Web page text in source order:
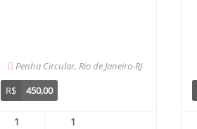
Penha Circular, Rio de Janeiro-RJ
R$
450,00
1 1